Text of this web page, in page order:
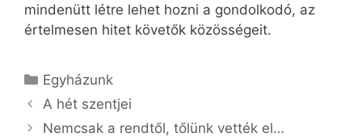
mindenütt létre lehet hozni a gondolkodó, az
értelmesen hitet követők közösségeit.
Kategória
Egyházunk
A hét szentjei
Nemcsak a rendtől, tőlünk vették el…